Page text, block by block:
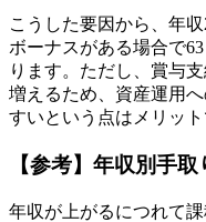
こうした要因から、年
ボーナスがある場合で
ります。ただし、賞与
増えるため、資産運用
すいという点はメリット
【参考】年収別手
年収が上がるにつれて